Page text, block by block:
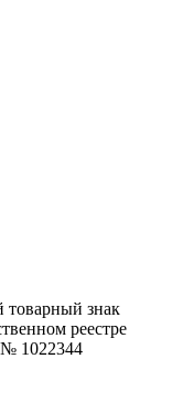
знак
реестре
№ 1022344